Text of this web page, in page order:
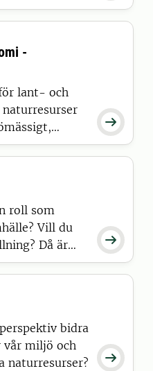
ger
som
utveckla

-
lant- och
naturresurser
–
dig.

roll som
Vill du
Då är
dig.

bidra
miljö och
naturresurser?